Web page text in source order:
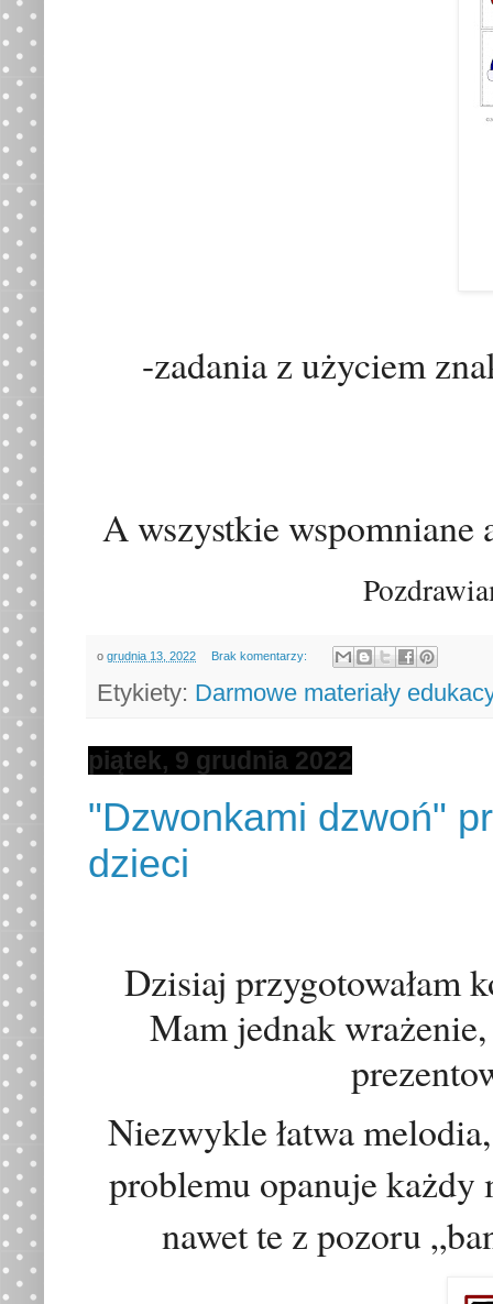
-zadania z użyciem
A wszystkie
o grudnia 13, 2022 Brak komentarzy:
Etykiety: Darmowe materiały
piątek, 9 grudnia 2022
"Dzwonkami dzwoń"
dzieci
Dzisiaj przygotowałam
Mam jednak wraż
Niezwykle łatwa
problemu opanuje
nawet te z pozoru